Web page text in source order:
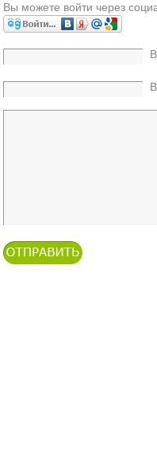
Вы можете войти через